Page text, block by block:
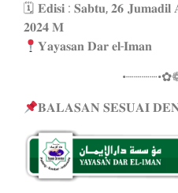
🗓 𝐄𝐝𝐢𝐬𝐢 : 𝐒𝐚𝐛𝐭𝐮, 𝟐𝟔
𝟐𝟎𝟐𝟒 𝐌
𝐘𝐚𝐲𝐚𝐬𝐚𝐧 𝐃𝐚𝐫 𝐞𝐥-𝐈𝐦𝐚𝐧
𝐁𝐀𝐋𝐀𝐒𝐀𝐍 𝐒𝐄𝐒𝐔𝐀𝐈